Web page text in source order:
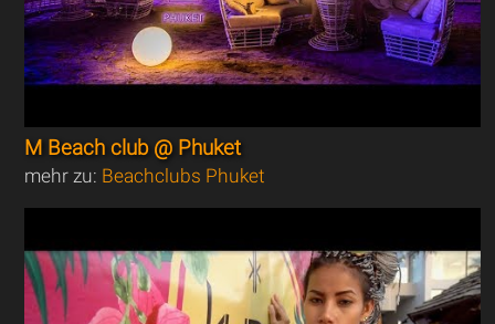
M Beach club @ Phuket
mehr zu: Beachclubs Phuket